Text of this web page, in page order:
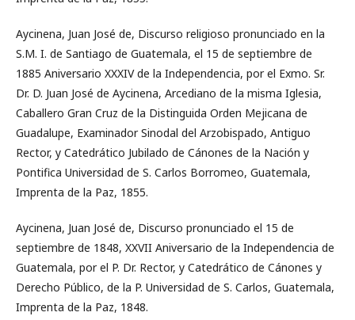
Aycinena, Juan José de, Discurso religioso pronunciado en la
S.M. I. de Santiago de Guatemala, el 15 de septiembre de
1885 Aniversario XXXIV de la Independencia, por el Exmo. Sr.
Dr. D. Juan José de Aycinena, Arcediano de la misma Iglesia,
Caballero Gran Cruz de la Distinguida Orden Mejicana de
Guadalupe, Examinador Sinodal del Arzobispado, Antiguo
Rector, y Catedrático Jubilado de Cánones de la Nación y
Pontifica Universidad de S. Carlos Borromeo, Guatemala,
Imprenta de la Paz, 1855.
Aycinena, Juan José de, Discurso pronunciado el 15 de
septiembre de 1848, XXVII Aniversario de la Independencia de
Guatemala, por el P. Dr. Rector, y Catedrático de Cánones y
Derecho Público, de la P. Universidad de S. Carlos, Guatemala,
Imprenta de la Paz, 1848.